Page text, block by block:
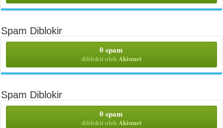
Spam Diblokir
0 spam
diblokir oleh Akismet
Spam Diblokir
0 spam
diblokir oleh Akismet